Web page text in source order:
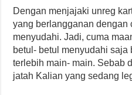
Dengan menjajaki unreg
yang berlangganan dengan
menyudahi. Jadi, cuma
betul- betul menyudahi
terlebih main- main. Sebab
jatah Kalian yang sedang